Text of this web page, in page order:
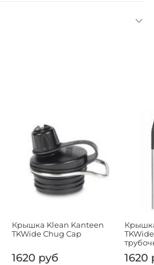
Крышка Klean Kanteen
TKWide Chug Cap
1620 руб 1620